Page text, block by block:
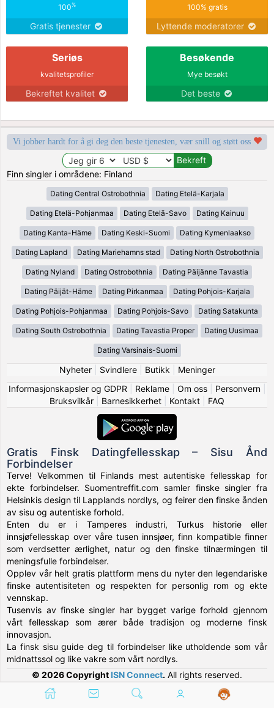
100%
Gratis tjenester
100% gratis
Lyttende moderatorer
Seriøs
kvalitetsprofiler
Bekreftet kvalitet
Besøkende
Mye besøkt
Det beste
Vi jobber hardt for å gi deg den beste tjenesten, vær snill og støtt oss
Finn singler i områdene: Finland
Dating Central Ostrobothnia Dating Etelä-Karjala
Dating Etelä-Pohjanmaa Dating Etelä-Savo Dating Kainuu
Dating Kanta-Häme Dating Keski-Suomi Dating Kymenlaakso
Dating Lapland Dating Mariehamns stad Dating North Ostrobothnia
Dating Nyland Dating Ostrobothnia Dating Päijänne Tavastia
Dating Päijät-Häme Dating Pirkanmaa Dating Pohjois-Karjala
Dating Pohjois-Pohjanmaa Dating Pohjois-Savo Dating Satakunta
Dating South Ostrobothnia Dating Tavastia Proper Dating Uusimaa
Dating Varsinais-Suomi
Nyheter| Svindlere| Butikk
Meninger
Informasjonskapsler og GDPR
Reklame| Om oss| Personvern|
Bruksvilkår
Barnesikkerhet Kontakt FAQ
Gratis Finsk Datingfellesskap – Sisu Ånd
Forbindelser
Terve! Velkommen til Finlands mest autentiske fellesskap for
ekte forbindelser. Suomentreffit.com samler finske singler fra
Helsinkis design til Lapplands nordlys, og feirer den finske ånden
av sisu og autentiske forhold.
Enten du er i Tamperes industri, Turkus historie eller
innsjøfellesskap over våre tusen innsjøer, finn kompatible finner
som verdsetter ærlighet, natur og den finske tilnærmingen til
meningsfulle forbindelser.
Opplev vår helt gratis plattform mens du nyter den legendariske
finske autentisiteten og respekten for personlig rom og ekte
vennskap.
Tusenvis av finske singler har bygget varige forhold gjennom
vårt fellesskap som ærer både tradisjon og moderne finsk
innovasjon.
La finsk sisu guide deg til forbindelser like utholdende som vår
midnattssol og like vakre som vårt nordlys.
© 2026 Copyright ISN Connect. All rights reserved.